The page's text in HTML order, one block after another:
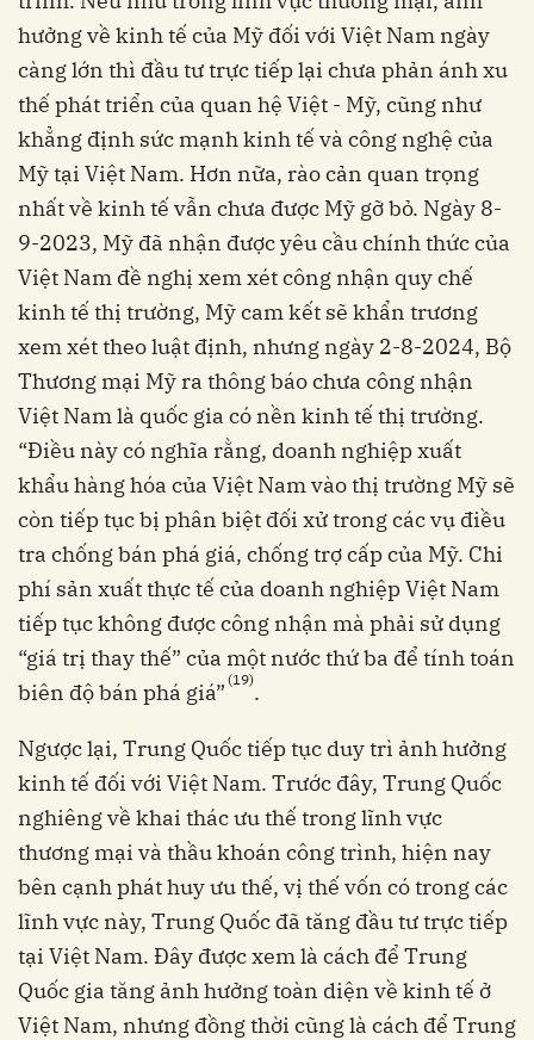
hưởng về kinh tế của Mỹ đối với Việt Nam ngày
càng lớn thì đầu tư trực tiếp lại chưa phản ánh xu
thế phát triển của quan hệ Việt - Mỹ, cũng như
khẳng định sức mạnh kinh tế và công nghệ của
Mỹ tại Việt Nam. Hơn nữa, rào cản quan trọng
nhất về kinh tế vẫn chưa được Mỹ gỡ bỏ. Ngày 8-
9-2023, Mỹ đã nhận được yêu cầu chính thức của
Việt Nam đề nghị xem xét công nhận quy chế
kinh tế thị trường, Mỹ cam kết sẽ khẩn trương
xem xét theo luật định, nhưng ngày 2-8-2024, Bộ
Thương mại Mỹ ra thông báo chưa công nhận
Việt Nam là quốc gia có nền kinh tế thị trường.
“Điều này có nghĩa rằng, doanh nghiệp xuất
khẩu hàng hóa của Việt Nam vào thị trường Mỹ sẽ
còn tiếp tục bị phân biệt đối xử trong các vụ điều
tra chống bán phá giá, chống trợ cấp của Mỹ. Chi
phí sản xuất thực tế của doanh nghiệp Việt Nam
tiếp tục không được công nhận mà phải sử dụng
“giá trị thay thế” của một nước thứ ba để tính toán
biên độ bán phá giá” (19).
Ngược lại, Trung Quốc tiếp tục duy trì ảnh hưởng
kinh tế đối với Việt Nam. Trước đây, Trung Quốc
nghiêng về khai thác ưu thế trong lĩnh vực
thương mại và thầu khoán công trình, hiện nay
bên cạnh phát huy ưu thế, vị thế vốn có trong các
lĩnh vực này, Trung Quốc đã tăng đầu tư trực tiếp
tại Việt Nam. Đây được xem là cách để Trung
Quốc gia tăng ảnh hưởng toàn diện về kinh tế ở
Việt Nam, nhưng đồng thời cũng là cách để Trung